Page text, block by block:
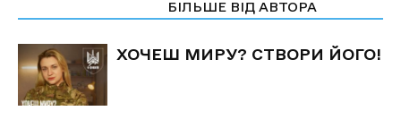
БІЛЬШЕ ВІД АВТОРА
ХОЧЕШ МИРУ? СТВОРИ ЙОГО!